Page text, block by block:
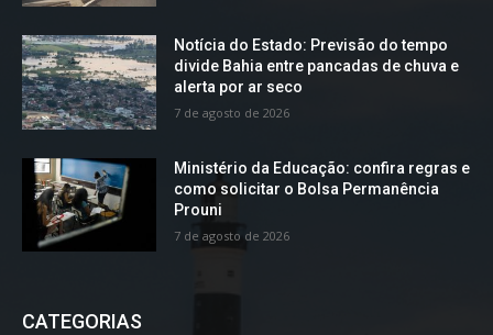
Notícia do Estado: Previsão do tempo
divide Bahia entre pancadas de chuva e
alerta por ar seco
7 de agosto de 2026
Ministério da Educação: confira regras e
como solicitar o Bolsa Permanência
Prouni
7 de agosto de 2026
CATEGORIAS